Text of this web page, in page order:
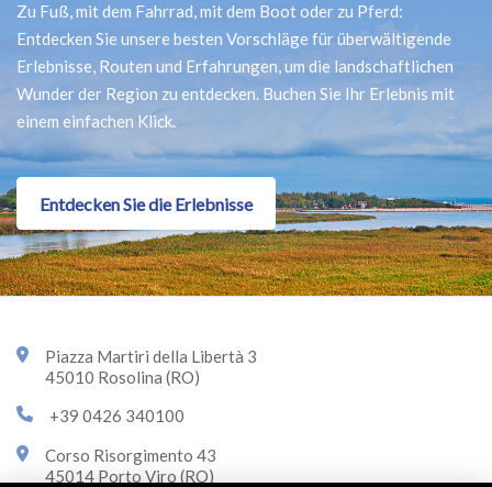
Zu Fuß, mit dem Fahrrad, mit dem Boot oder zu Pferd:
Entdecken Sie unsere besten Vorschläge für überwältigende
Erlebnisse, Routen und Erfahrungen, um die landschaftlichen
Wunder der Region zu entdecken. Buchen Sie Ihr Erlebnis mit
einem einfachen Klick.
Entdecken Sie die Erlebnisse
Piazza Martiri della Libertà 3
45010 Rosolina (RO)
+39 0426 340100
Corso Risorgimento 43
45014 Porto Viro (RO)